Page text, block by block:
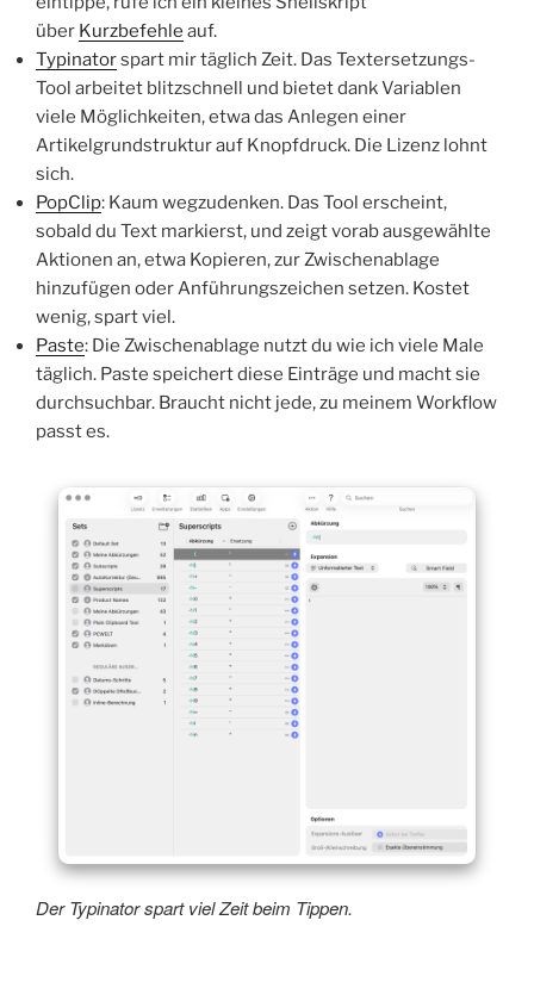
über Kurzbefehle auf.
Typinatorspart mir täglich Zeit. Das Textersetzungs-
Tool arbeitet blitzschnell und bietet dank Variablen
viele Möglichkeiten, etwa das Anlegen einer
Artikelgrundstruktur auf Knopfdruck. Die Lizenz lohnt
sich.
PopClip: Kaum wegzudenken. Das Tool erscheint,
sobald du Text markierst, und zeigt vorab ausgewählte
Aktionen an, etwa Kopieren, zur Zwischenablage
hinzufügen oder Anführungszeichen setzen. Kostet
wenig, spart viel.
Paste: Die Zwischenablage nutzt du wie ich viele Male
täglich. Paste speichert diese Einträge und macht sie
durchsuchbar. Braucht nicht jede, zu meinem Workflow
passt es.
Der Typinator spart viel Zeit beim Tippen.